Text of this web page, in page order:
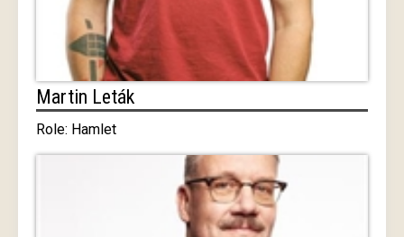
Martin Leták
Role: Hamlet